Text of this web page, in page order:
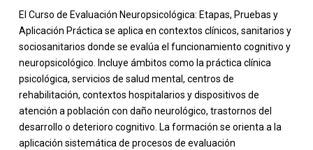
El Curso de Evaluación Neuropsicológica: Etapas, Pruebas y
Aplicación Práctica se aplica en contextos clínicos, sanitarios y
sociosanitarios donde se evalúa el funcionamiento cognitivo y
neuropsicológico. Incluye ámbitos como la práctica clínica
psicológica, servicios de salud mental, centros de
rehabilitación, contextos hospitalarios y dispositivos de
atención a población con daño neurológico, trastornos del
desarrollo o deterioro cognitivo. La formación se orienta a la
aplicación sistemática de procesos de evaluación
-